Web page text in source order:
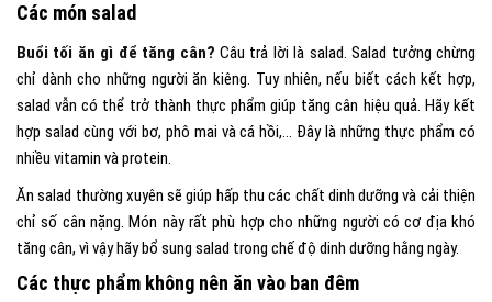
Các món salad
Buổi tối ăn gì để tăng cân? Câu trả lời là salad. Salad tưởng chừng
chỉ dành cho những người ăn kiêng. Tuy nhiên, nếu biết cách kết hợp,
salad vẫn có thể trở thành thực phẩm giúp tăng cân hiệu quả. Hãy kết
hợp salad cùng với bơ, phô mai và cá hồi,… Đây là những thực phẩm có
nhiều vitamin và protein.
Ăn salad thường xuyên sẽgiúp hấp thu các chất dinh dưỡngvà cải thiện
chỉ số cân nặng. Món này rất phù hợp cho những người có cơ địa khó
tăng cân, vì vậy hãy bổ sung salad trong chế độ dinh dưỡng hằng ngày.
Các thực phẩm không nên ăn vào ban đêm